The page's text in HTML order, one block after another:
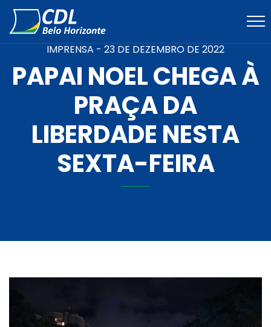
IMPRENSA - 23 DE DEZEMBRO DE 2022
PAPAI NOEL CHEGA À
PRAÇA DA
LIBERDADE NESTA
SEXTA-FEIRA